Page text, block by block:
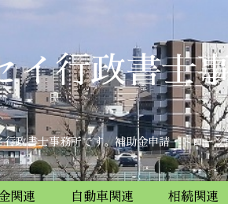
イ行政書士
政書士事務所です。補助金申請・ドロー
関連 自動車関連 相続関連